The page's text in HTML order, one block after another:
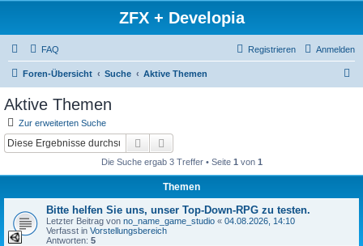
ZFX + Developia
FAQ Anmelden
Registrieren
Foren-Übersicht Suche Aktive Themen
Aktive Themen
Zur erweiterten Suche
Suche
Die Suche ergab 3 Treffer • Seite 1 von 1
Themen
Bitte helfen Sie uns, unser Top-Down-RPG zu testen.
Letzter Beitrag von no_name_game_studio « 04.08.2026, 14:10
Verfasst in Vorstellungsbereich
Antworten: 5